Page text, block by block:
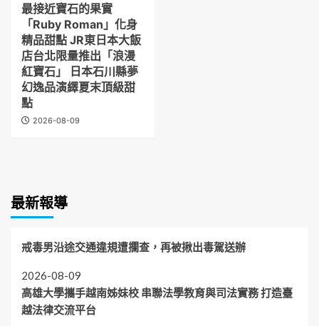
最接近寶石的果實
「Ruby Roman」化身
精品甜點 JR東日本大飯
店台北限量推出「浪漫
紅寶石」 日本石川縣夢
幻逸品演繹夏末頂級甜
點
2026-08-09
最新報導
戒毒男沿途交通違規遭攔查，再被揪出毒駕送辦
2026-08-09
高雄大學攜手越南姊妹校 串聯法學教育與司法實務 打造臺
越法律交流平台